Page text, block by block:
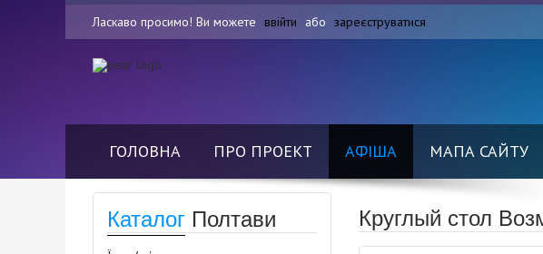
Ласкаво просимо! Ви можете ввійти або зареєструватися
ГОЛОВНА ПРО ПРОЕКТ АФІША МАПА САЙТУ
Каталог Полтави Круглый стол